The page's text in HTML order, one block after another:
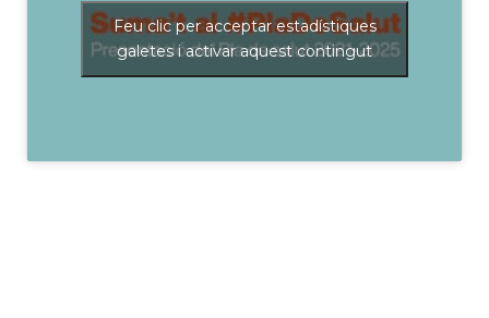
Feu clic per acceptar estadístiques
galetes i activar aquest contingut